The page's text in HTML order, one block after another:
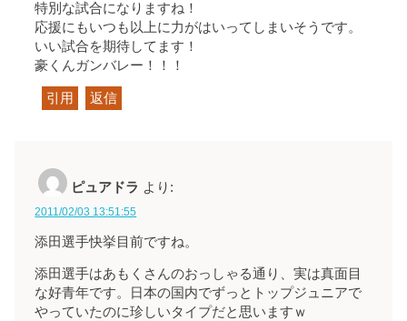
特別な試合になりますね！
応援にもいつも以上に力がはいってしまいそうです。
いい試合を期待してます！
豪くんガンバレー！！！
引用 返信
ピュアドラ より:
2011/02/03 13:51:55
添田選手快挙目前ですね。
添田選手はあもくさんのおっしゃる通り、実は真面目
な好青年です。日本の国内でずっとトップジュニアで
やっていたのに珍しいタイプだと思いますｗ